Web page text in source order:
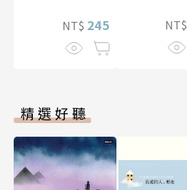
NT$ 245 NT$
精選好聽